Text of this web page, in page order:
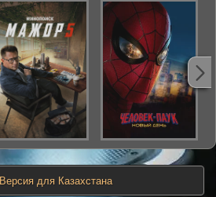
Версия для Казахстана